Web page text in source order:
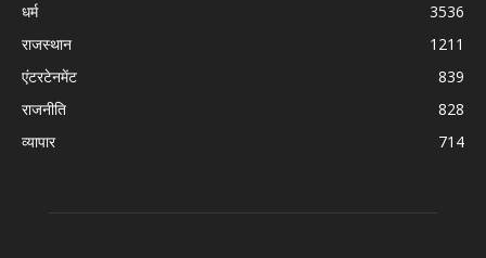
धर्म
3536
राजस्थान
1211
एंटरटेनमेंट
839
राजनीति
828
व्यापार
714